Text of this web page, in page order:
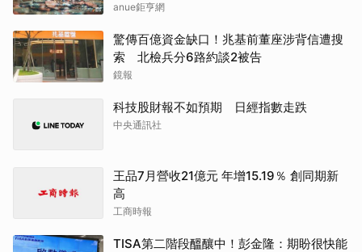
anue鉅亨網
驚傳百億資金缺口！兆基前董座涉背信遭搜
索 北檢兵分6路約談2被告
鏡報
科技股財報不如預期 日經指數走跌
中央通訊社
王品7月營收21億元 年增15.19％ 創同期新
高
工商時報
TISA第二階段醞釀中！彭金隆：期盼很快能